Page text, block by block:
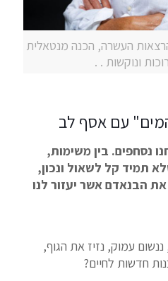
העשרה, הכנה מנטאלית
ונוקשות . .
עם אסף לב
נסחפים. בין משימות,
תמיד קל לשאול ונכון,
הבנאדם אשר יעזור לנו
עמוק, נזיז את הגוף,
חדשות לחיים?